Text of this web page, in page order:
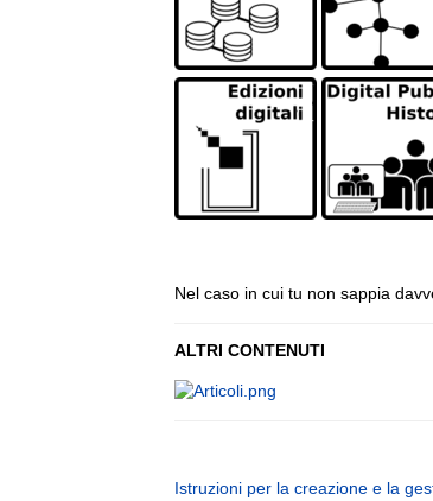
Nel caso in cui tu non sappia
ALTRI CONTENUTI
Istruzioni per la creazione e la